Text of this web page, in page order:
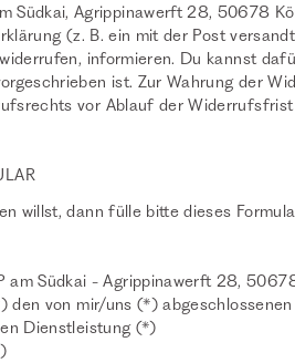
Südkai, Agrippinawerft 28, 50678
(z. B. ein mit der Post
informieren. Du kannst
ist. Zur Wahrung der
vor Ablauf der
willst, dann fülle bitte dieses
am Südkai - Agrippinawerft 28,
von mir/uns (*)
Dienstleistung (*)